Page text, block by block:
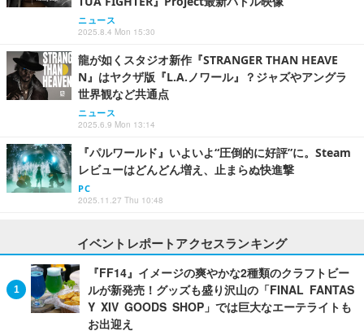
ニュース
2025.8.4 Mon 15:30
龍が如くスタジオ新作『STRANGER THAN HEAVE
N』はヤクザ版『L.A.ノワール』？ジャズやアングラ
世界観など共通点
ニュース
2025.6.9 Mon 13:14
『パルワールド』いよいよ“圧倒的に好評”に。Steam
レビューはどんどん増え、止まらぬ快進撃
PC
2025.11.27 Thu 10:48
イベントレポートアクセスランキング
『FF14』イメージの爽やかな2種類のクラフトビー
ルが新発売！グッズも盛り沢山の「FINAL FANTAS
Y XIV GOODS SHOP」では巨大なエーテライトも
お出迎え